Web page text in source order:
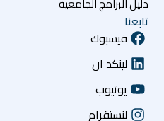
تابعنا
فيسبوك
لينكد ان
يوتيوب
لنستقرام